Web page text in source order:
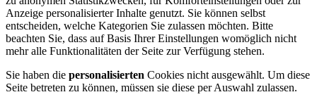
Anzeige personalisierter Inhalte genutzt. Sie können selbst
entscheiden, welche Kategorien Sie zulassen möchten. Bitte
beachten Sie, dass auf Basis Ihrer Einstellungen womöglich nicht
mehr alle Funktionalitäten der Seite zur Verfügung stehen.
Sie haben die personalisierten Cookies nicht ausgewählt. Um diese
Seite betreten zu können, müssen sie diese per Auswahl zulassen.